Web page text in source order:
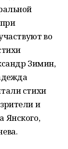
во
Зимин,
стихи
и
Янского,